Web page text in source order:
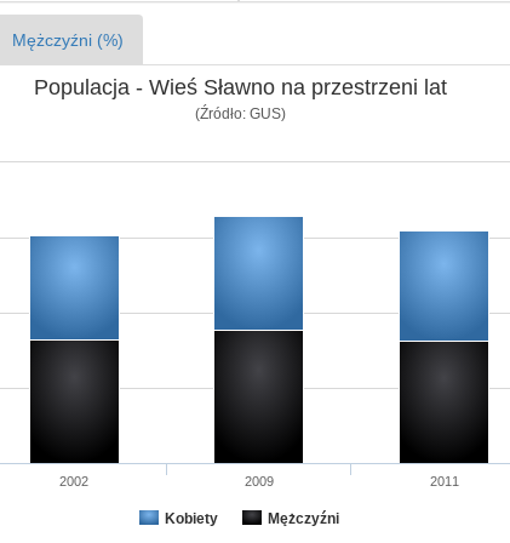
Mężczyźni (%)
Populacja - Wieś Sławno na przestrzeni lat
(Źródło: GUS)
Kobiety Mężczyźni
2002 2009 2011